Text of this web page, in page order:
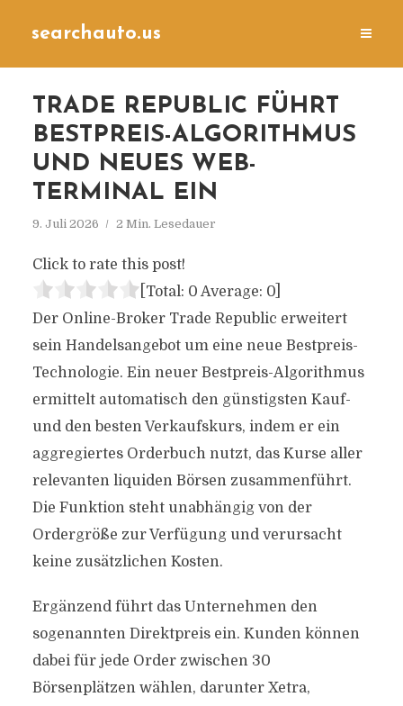
searchauto.us
TRADE REPUBLIC FÜHRT
BESTPREIS-ALGORITHMUS
UND NEUES WEB-
TERMINAL EIN
9. Juli 2026 2 Min. Lesedauer
Click to rate this post!
[Total: 0 Average: 0]
Der Online-Broker Trade Republic erweitert
sein Handelsangebot um eine neue Bestpreis-
Technologie. Ein neuer Bestpreis-Algorithmus
ermittelt automatisch den günstigsten Kauf-
und den besten Verkaufskurs, indem er ein
aggregiertes Orderbuch nutzt, das Kurse aller
relevanten liquiden Börsen zusammenführt.
Die Funktion steht unabhängig von der
Ordergröße zur Verfügung und verursacht
keine zusätzlichen Kosten.
Ergänzend führt das Unternehmen den
sogenannten Direktpreis ein. Kunden können
dabei für jede Order zwischen 30
Börsenplätzen wählen, darunter Xetra,